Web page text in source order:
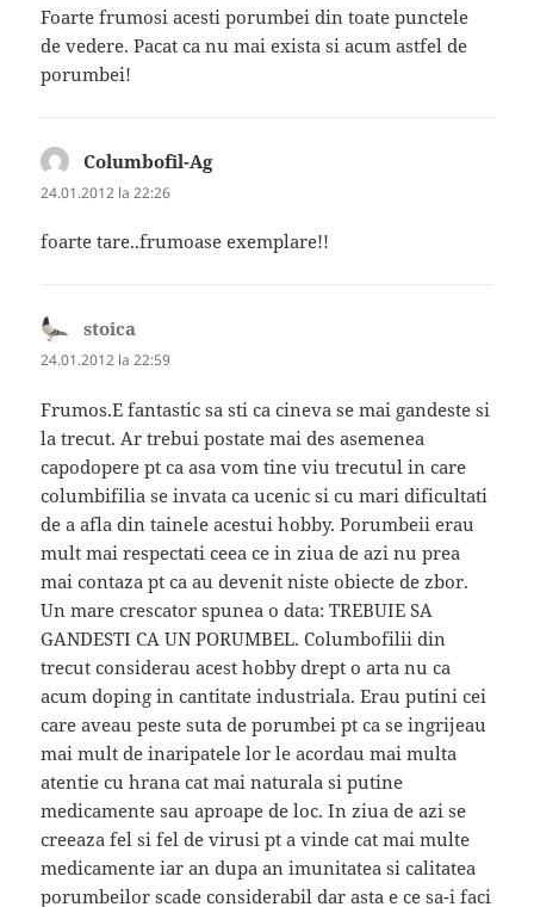
Foarte frumosi acesti porumbei din toate punctele
de vedere. Pacat ca nu mai exista si acum astfel de
porumbei!
Columbofil-Agspune:
24.01.2012 la 22:26
foarte tare..frumoase exemplare!!
stoica
24.01.2012 la 22:59
Frumos.E fantastic sa sti ca cineva se mai gandeste si
la trecut. Ar trebui postate mai des asemenea
capodopere pt ca asa vom tine viu trecutul in care
columbifilia se invata ca ucenic si cu mari dificultati
de a afla din tainele acestui hobby. Porumbeii erau
mult mai respectati ceea ce in ziua de azi nu prea
mai contaza pt ca au devenit niste obiecte de zbor.
Un mare crescator spunea o data: TREBUIE SA
GANDESTI CA UN PORUMBEL. Columbofilii din
trecut considerau acest hobby drept o arta nu ca
acum doping in cantitate industriala. Erau putini cei
care aveau peste suta de porumbei pt ca se ingrijeau
mai mult de inaripatele lor le acordau mai multa
atentie cu hrana cat mai naturala si putine
medicamente sau aproape de loc. In ziua de azi se
creeaza fel si fel de virusi pt a vinde cat mai multe
medicamente iar an dupa an imunitatea si calitatea
porumbeilor scade considerabil dar asta e ce sa-i faci